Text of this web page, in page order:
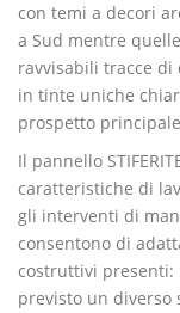
con temi a decori
a Sud mentre
ravvisabili tracce di
in tinte uniche
prospetto
Il pannello
caratteristiche di
gli interventi di
consentono di
costruttivi presenti:
previsto un diverso